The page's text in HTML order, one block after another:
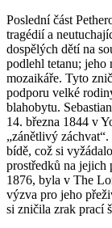
Poslední část
tragédií a
dospělých dětí na
podlehl tetanu; jeho
mozaikáře. Tyto
podporu velké
blahobytu.
14. března 1844 v
„zánětlivý
bídě, což si
prostředků na jejich
1876, byla v The
výzva pro jeho
si zničila zrak prací